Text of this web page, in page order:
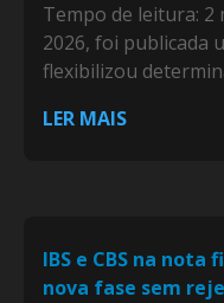
Tempo de leitura: 2
2026, foi publicada
flexibilizou
LER MAIS
IBS e CBS na
nova fase sem